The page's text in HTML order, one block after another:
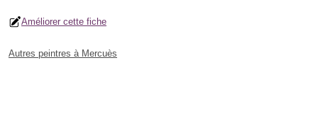
Améliorer cette fiche
Autres peintres à Mercuès